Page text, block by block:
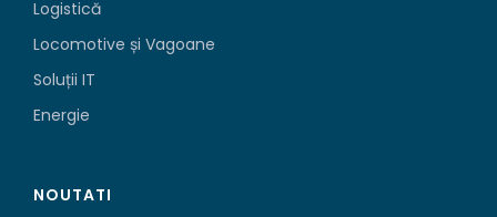
Logistică
Locomotive și Vagoane
Soluții IT
Energie
NOUTATI